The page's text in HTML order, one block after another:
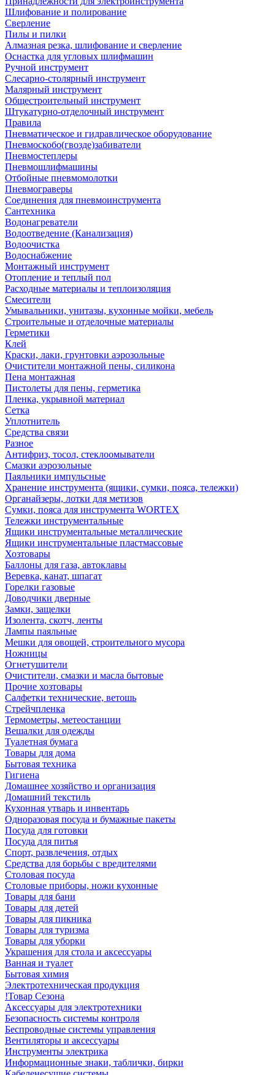
Шлифование и полирование
Сверление
Пилы и пилки
Алмазная резка, шлифование и сверление
Оснастка для угловых шлифмашин
Ручной инструмент
Слесарно-столярный инструмент
Малярный инструмент
Общестроительный инструмент
Штукатурно-отделочный инструмент
Правила
Пневматическое и гидравлическое оборудование
Пневмоскобо(гвозде)забиватели
Пневмостеплеры
Пневмошлифмашины
Отбойные пневмомолотки
Пневмограверы
Соединения для пневмоинструмента
Сантехника
Водонагреватели
Водоотведение (Канализация)
Водоочистка
Водоснабжение
Монтажный инструмент
Отопление и теплый пол
Расходные материалы и теплоизоляция
Смесители
Умывальники, унитазы, кухонные мойки, мебель
Строительные и отделочные материалы
Герметики
Клей
Краски, лаки, грунтовки аэрозольные
Очистители монтажной пены, силикона
Пена монтажная
Пистолеты для пены, герметика
Пленка, укрывной материал
Сетка
Уплотнитель
Средства связи
Разное
Антифриз, тосол, стеклоомыватели
Смазки аэрозольные
Паяльники импульсные
Хранение инструмента (ящики, сумки, пояса, тележки)
Органайзеры, лотки для метизов
Сумки, пояса для инструмента WORTEX
Тележки инструментальные
Ящики инструментальные металлические
Ящики инструментальные пластмассовые
Хозтовары
Баллоны для газа, автоклавы
Веревка, канат, шпагат
Горелки газовые
Доводчики дверные
Замки, защелки
Изолента, скотч, ленты
Лампы паяльные
Мешки для овощей, строительного мусора
Ножницы
Огнетушители
Очистители, смазки и масла бытовые
Прочие хозтовары
Салфетки технические, ветошь
Стрейчпленка
Термометры, метеостанции
Вешалки для одежды
Туалетная бумага
Товары для дома
Бытовая техника
Гигиена
Домашнее хозяйство и организация
Домашний текстиль
Кухонная утварь и инвентарь
Одноразовая посуда и бумажные пакеты
Посуда для готовки
Посуда для питья
Спорт, развлечения, отдых
Средства для борьбы с вредителями
Столовая посуда
Столовые приборы, ножи кухонные
Товары для бани
Товары для детей
Товары для пикника
Товары для туризма
Товары для уборки
Украшения для стола и аксессуары
Ванная и туалет
Бытовая химия
Электротехническая продукция
!Товар Сезона
Аксессуары для электротехники
Безопасность системы контроля
Беспроводные системы управления
Вентиляторы и аксессуары
Инструменты электрика
Информационные знаки, таблички, бирки